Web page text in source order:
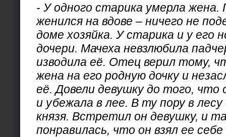
- У одного старика умерла жена.
женился на вдове – ничего не
доме хозяйка. У старика и у его
дочери. Мачеха невзлюбила
изводила её. Отец верил тому,
жена на его родную дочку и
её. Довели девушку до того, что
и убежала в лее. В ту пору в
князя. Встретил он девушку, и
понравилась, что он взял ее